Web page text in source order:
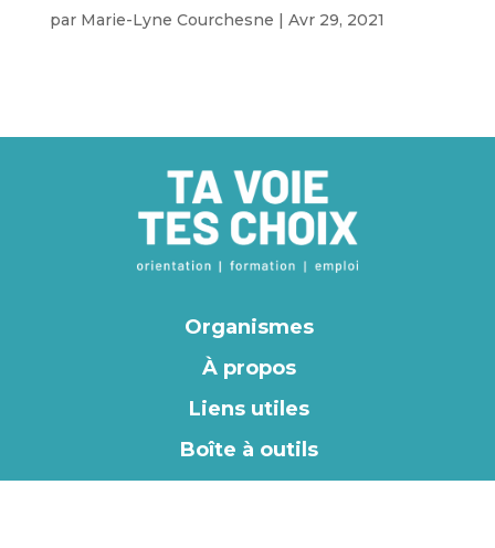
par Marie-Lyne Courchesne | Avr 29, 2021
Organismes
À propos
Liens utiles
Boîte à outils